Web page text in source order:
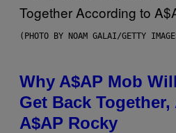
(PHOTO BY NOAM GALAI/GETTY
Why A$AP Mob
Get Back
A$AP Rocky